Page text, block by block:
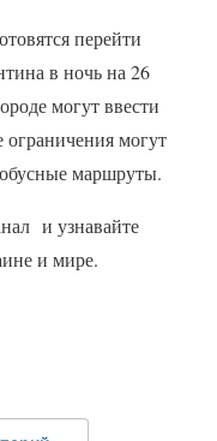
перейти
в ночь на 26
могут ввести
могут
маршруты.
и узнавайте
и мире.